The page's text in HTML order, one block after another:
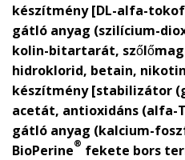
készítmény [DL-alfa-
gátló anyag (szilícium-
kolin-bitartarát,
hidroklorid, betain,
készítmény [stabilizátor
acetát, antioxidáns (alfa-
gátló anyag (kalcium-
BioPerine® fekete bors